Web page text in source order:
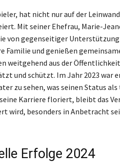
hat nicht nur auf der
Mit seiner Ehefrau, Marie-
von gegenseitiger
Familie und genießen
weitgehend aus der
und schützt. Im Jahr 2023 war
zu sehen, was seinen Status
Karriere floriert, bleibt das
wird, besonders in Anbetracht
Erfolge 2024